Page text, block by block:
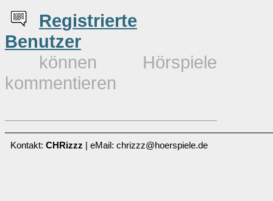
Registrierte
Benutzer
können Hörspiele
kommentieren
Kontakt: CHRizzz | eMail: chrizzz@hoerspiele.de